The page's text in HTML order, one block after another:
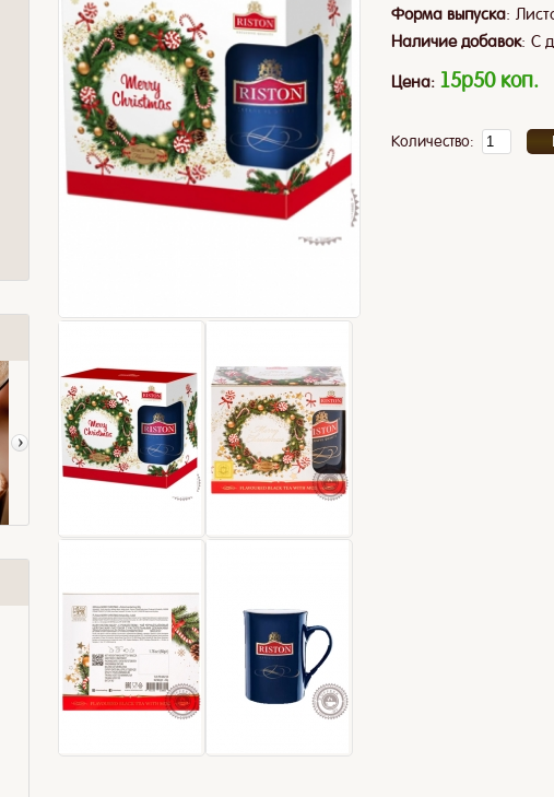
Чайные пакетики Бодрит не хуже!
Форма выпуска:
Наличие добавок: С
Цена: 15p50 коп.
Количество: